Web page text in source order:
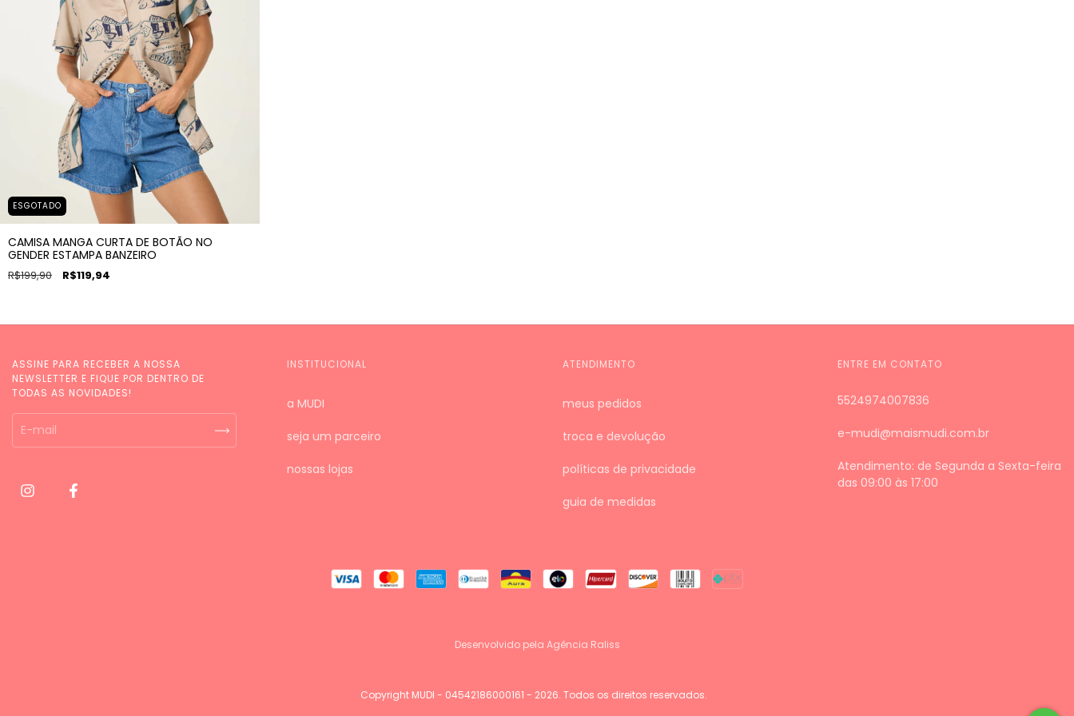
ESGOTADO
CAMISA MANGA CURTA DE BOTÃO NO
GENDER ESTAMPA BANZEIRO
R$199,90 R$119,94
ASSINE PARA RECEBER A NOSSA
NEWSLETTER E FIQUE POR DENTRO DE
TODAS AS NOVIDADES!
INSTITUCIONAL
a MUDI
seja um parceiro
nossas lojas
ATENDIMENTO
meus pedidos
troca e devolução
políticas de privacidade
guia de medidas
ENTRE EM CONTATO
5524974007836
e-mudi@maismudi.com.br
Atendimento: de Segunda a Sexta-feira
das 09:00 às 17:00
Desenvolvido pela Agência Raliss
Copyright MUDI - 04542186000161 - 2026. Todos os direitos reservados.